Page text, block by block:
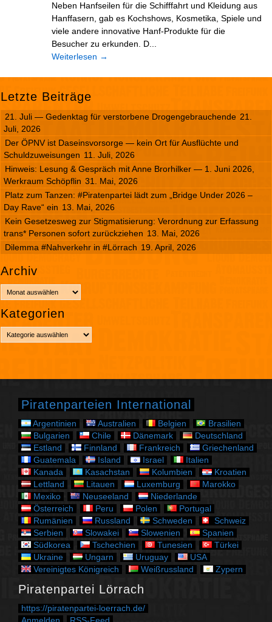
Neben Hanfseilen für die Schifffahrt und Kleidung aus
Hanffasern, gab es Kochshows, Kosmetika, Spiele und
viele andere innovative Hanf-Produkte für die
Besucher zu erkunden. D...
Weiterlesen →
Letzte Beiträge
21. Juli — Gedenktag für verstorbene Drogengebrauchende 21.
Juli, 2026
Der ÖPNV ist Daseinsvorsorge — kein Ort für Ausflüchte und
Schuldzuweisungen 11. Juli, 2026
Hinweis: Lesung & Gespräch mit Anne Brorhilker — 1. Juni 2026,
Werkraum Schöpflin 31. Mai, 2026
Platz zum Tanzen: #Piratenpartei lädt zum „Bridge Under 2026 –
Day Rave“ ein 13. Mai, 2026
Kein Gesetzesweg zur Stigmatisierung: Verordnung zur Erfassung
trans* Personen sofort zurückziehen 13. Mai, 2026
Dilemma #Nahverkehr in #Lörrach 19. April, 2026
Archiv
r
c
Kategorien
a
g
Piratenparteien International
Argentinien Australien Belgien
Brasilien
Bulgarien
Chile Dänemark
Deutschland
Estland
Finnland Frankreich
Griechenland
Guatemala
Island Israel
Italien
Kanada
Kasachstan Kolumbien
Kroatien
Lettland
Litauen Luxemburg
Marokko
Mexiko
Neuseeland
Niederlande
Österreich
Peru Polen
Portugal
Rumänien
Russland Schweden
Schweiz
Serbien
Slowakei Slowenien
Spanien
Südkorea
Tschechien Tunesien
Türkei
Ukraine
Ungarn Uruguay
USA
Vereinigtes Königreich
Weißrussland Zypern
Piratenpartei Lörrach
https://piratenpartei-loerrach.de/